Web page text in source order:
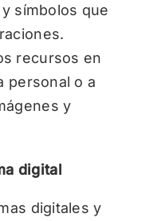
símbolos que
recursos en
personal o a
y
digital
digitales y